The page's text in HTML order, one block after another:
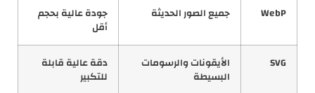
WebP جميع الصور الحديثة
جودة عالية بحجم
أقل
SVG
الأيقونات والرسومات
البسيطة
دقة عالية قابلة
للتكبير